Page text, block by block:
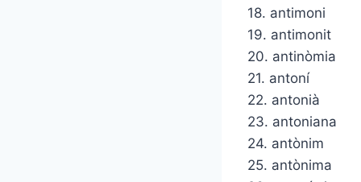
18. antimoni
19. antimonit
20. antinòmia
21. antoní
22. antonià
23. antoniana
24. antònim
25. antònima